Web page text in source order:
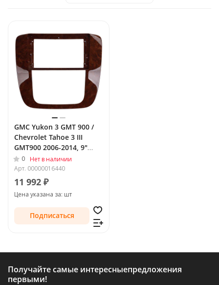
GMC Yukon 3 GMT 900 /
Chevrolet Tahoe 3 III
GMT900 2006-2014, 9"
переходная рамка Teyes
1686
0
Нет в наличии
Арт. 00000016440
11 992 ₽
Цена указана за: шт
Подписаться
Получайте самые интересныепредложения
первыми!